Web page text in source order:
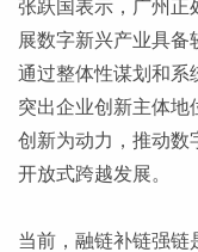
张跃国表示，广州正
展数字新兴产业具备
通过整体性谋划和系
突出企业创新主体地
创新为动力，推动数
开放式跨越发展。
当前，融链补链强链